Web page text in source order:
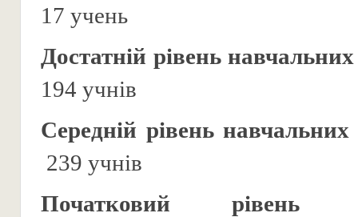
17 учень
Достатній рівень
194 учнів
Середній рівень навчальних
239 учнів
Початковий рівень